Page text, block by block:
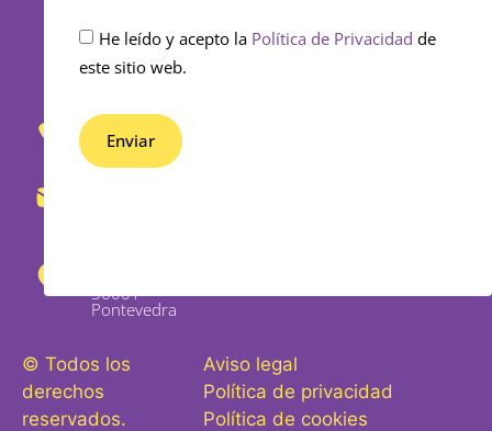
653
430
862
36001 -
Pontevedra
He leído y acepto la Política de Privacidad de
este sitio web.
Enviar
© Todos los
derechos
reservados.
Aviso legal
Política de privacidad
Política de cookies